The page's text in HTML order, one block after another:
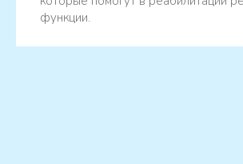
функции.